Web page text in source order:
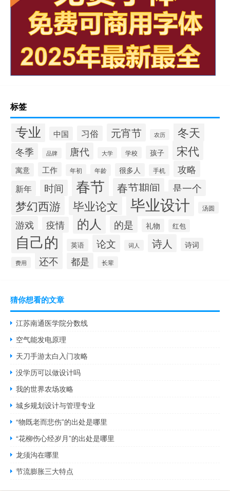
标签
专业 中国 习俗 元宵节 农历 冬天
冬季 品牌 唐代 大学 学校 孩子 宋代
寓意 工作 年初 年龄 很多人 手机 攻略
新年 时间 春节 春节期间 是一个
梦幻西游 毕业论文 毕业设计 汤圆
游戏 疫情 的人 的是 礼物 红包
自己的 英语 论文 词人 诗人 诗词
费用 还不 都是 长辈
猜你想看的文章
江苏南通医学院分数线
空气能发电原理
天刀手游太白入门攻略
没学历可以做设计吗
我的世界农场攻略
城乡规划设计与管理专业
“物既老而悲伤”的出处是哪里
“花柳伤心经岁月”的出处是哪里
龙须沟在哪里
节流膨胀三大特点